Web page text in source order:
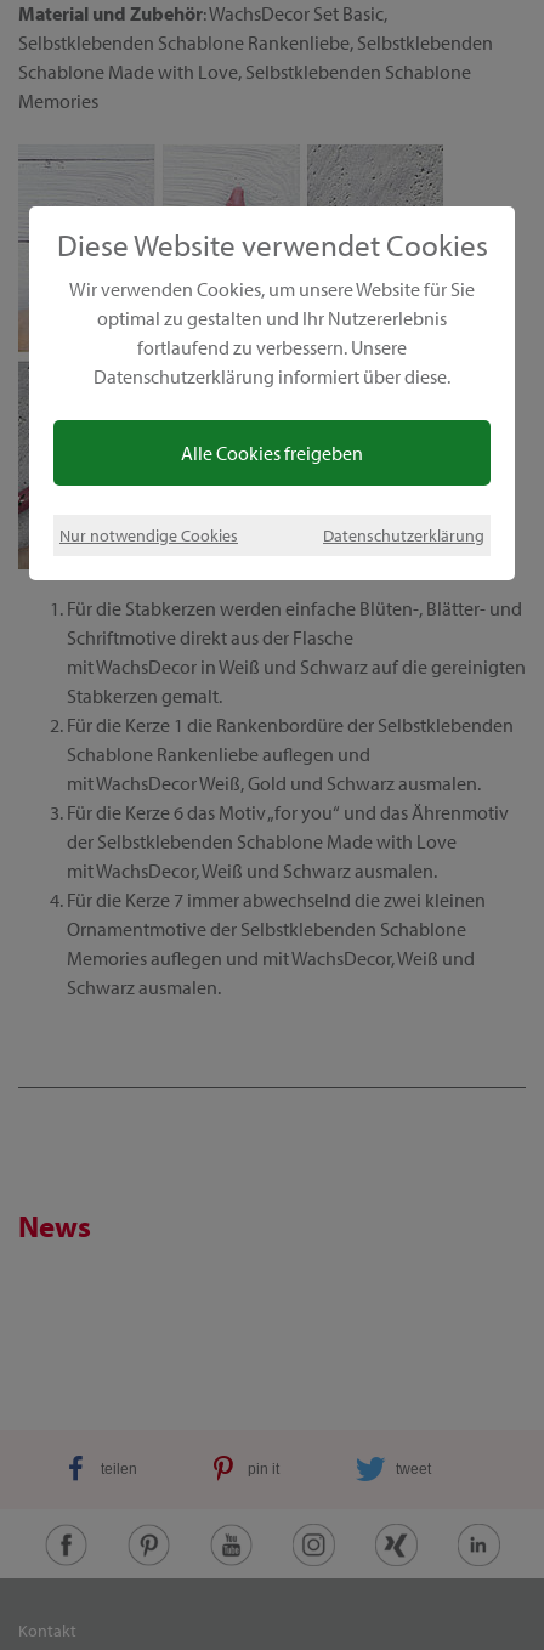
Diese Website verwendet Cookies
Wir verwenden Cookies, um unsere Website für Sie
optimal zu gestalten und Ihr Nutzererlebnis
fortlaufend zu verbessern. Unsere
Datenschutzerklärung informiert über diese.
Alle Cookies freigeben
Nur notwendige Cookies Datenschutzerklärung
Material und Zubehör: WachsDecor Set Basic,
Selbstklebenden Schablone Rankenliebe, Selbstklebenden
Schablone Made with Love, Selbstklebenden Schablone
Memories
Für die Stabkerzen werden einfache Blüten-, Blätter- und
Schriftmotive direkt aus der Flasche
mit WachsDecor in Weiß und Schwarz auf die gereinigten
Stabkerzen gemalt.
Für die Kerze 1 die Rankenbordüre der Selbstklebenden
Schablone Rankenliebe auflegen und
mit WachsDecor Weiß, Gold und Schwarz ausmalen.
Für die Kerze 6 das Motiv „for you“ und das Ährenmotiv
der Selbstklebenden Schablone Made with Love
mit WachsDecor, Weiß und Schwarz ausmalen.
Für die Kerze 7 immer abwechselnd die zwei kleinen
Ornamentmotive der Selbstklebenden Schablone
Memories auflegen und mit WachsDecor, Weiß und
Schwarz ausmalen.
News
teilen pin it tweet
Kontakt